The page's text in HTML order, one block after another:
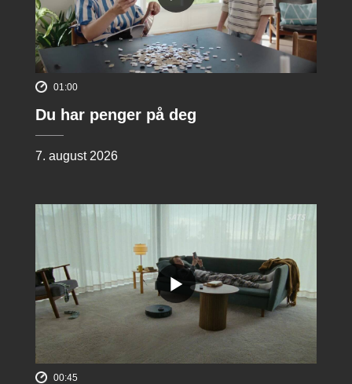
01:00
Du har penger på deg
7. august 2026
00:45